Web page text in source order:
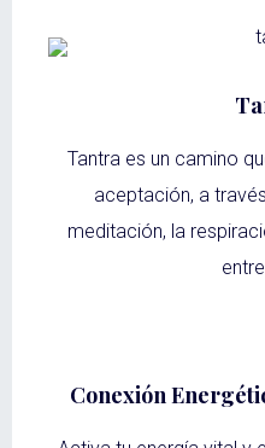
Tantra es un camino
aceptación, a
meditación, la
Conexión